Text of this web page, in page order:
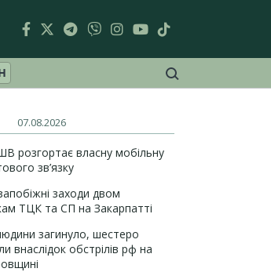
07.08.2026
розгортає власну мобільну
зв’язку
заходи двом
ТЦК та СП на Закарпатті
загинуло, шестеро
внаслідок обстрілів рф на